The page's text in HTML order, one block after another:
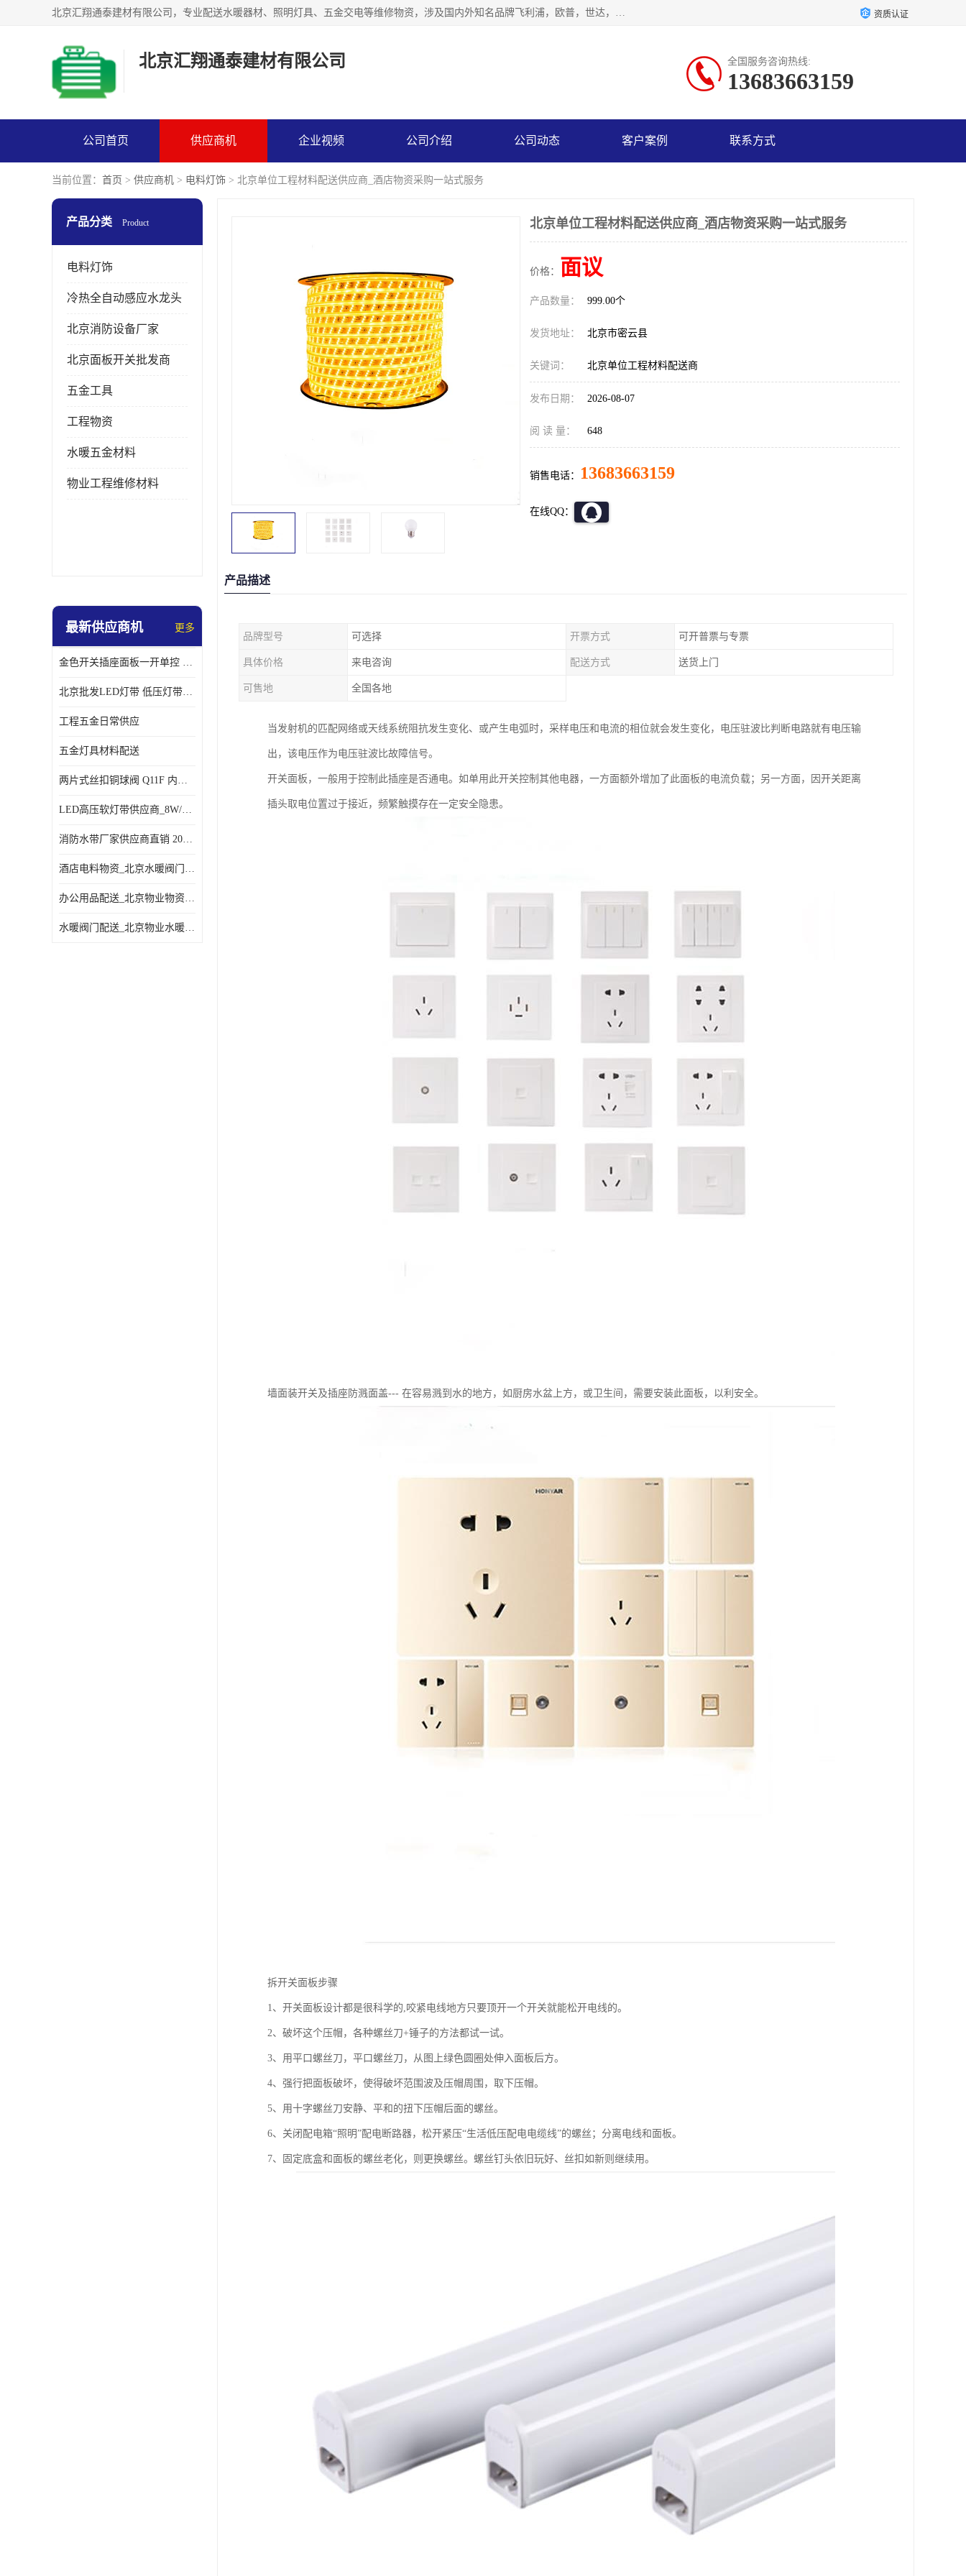
北京汇翔通泰建材有限公司，专业配送水暖器材、照明灯具、五金交电等维修物资，涉及国内外知名品牌飞利浦，欧普，世达，博士，九牧，公牛等物资。能充分满足物业、学校、酒店、工厂、部队等多领域的采购需求，提供一站式配送服务。 资质认证
北京汇翔通泰建材有限公司 全国服务咨询热线:
13683663159
公司首页 供应商机 企业视频 公司介绍 公司动态 客户案例 联系方式
当前位置： 首页 > 供应商机 > 电料灯饰 > 北京单位工程材料配送供应商_酒店物资采购一站式服务
产品分类 Product
电料灯饰
冷热全自动感应水龙头
北京消防设备厂家
北京面板开关批发商
五金工具
工程物资
水暖五金材料
物业工程维修材料
最新供应商机 更多
金色开关插座面板一开单控 _一开双控五孔插座
北京批发LED灯带 低压灯带定制 景观亮化灯条
工程五金日常供应
五金灯具材料配送
两片式丝扣铜球阀 Q11F 内螺纹铜球阀
LED高压软灯带供应商_8W/米客厅吊顶暗槽
消防水带厂家供应商直销 20-65-25消防水带
酒店电料物资_北京水暖阀门一站式
办公用品配送_北京物业物资配送
水暖阀门配送_北京物业水暖阀门配送
北京单位工程材料配送供应商_酒店物资采购一站式服务
价格： 面议
产品数量： 999.00个
发货地址： 北京市密云县
关键词： 北京单位工程材料配送商
发布日期： 2026-08-07
阅 读 量： 648
销售电话： 13683663159
在线QQ：
产品描述
品牌型号 可选择 开票方式 可开普票与专票
具体价格 来电咨询 配送方式 送货上门
可售地 全国各地
当发射机的匹配网络或天线系统阻抗发生变化、或产生电弧时，采样电压和电流的相位就会发生变化，电压驻波比判断电路就有电压输
出，该电压作为电压驻波比故障信号。
开关面板，一般用于控制此插座是否通电。如单用此开关控制其他电器，一方面额外增加了此面板的电流负载；另一方面，因开关距离
插头取电位置过于接近，频繁触摸存在一定安全隐患。
墙面装开关及插座防溅面盖--- 在容易溅到水的地方，如厨房水盆上方，或卫生间，需要安装此面板，以利安全。
拆开关面板步骤
1、开关面板设计都是很科学的,咬紧电线地方只要顶开一个开关就能松开电线的。
2、破坏这个压帽，各种螺丝刀+锤子的方法都试一试。
3、用平口螺丝刀，平口螺丝刀，从图上绿色圆圈处伸入面板后方。
4、强行把面板破坏，使得破坏范围波及压帽周围，取下压帽。
5、用十字螺丝刀安静、平和的扭下压帽后面的螺丝。
6、关闭配电箱“照明”配电断路器，松开紧压“生活低压配电电缆线”的螺丝；分离电线和面板。
7、固定底盒和面板的螺丝老化，则更换螺丝。螺丝钉头依旧玩好、丝扣如新则继续用。